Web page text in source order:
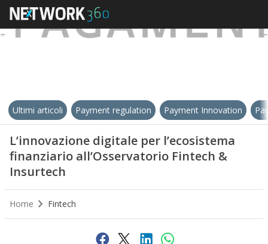
Ultimi articoli Payment regulation Payment Innovation
L’innovazione digitale per l’ecosistema
finanziario all’Osservatorio Fintech &
Insurtech
Home Fintech